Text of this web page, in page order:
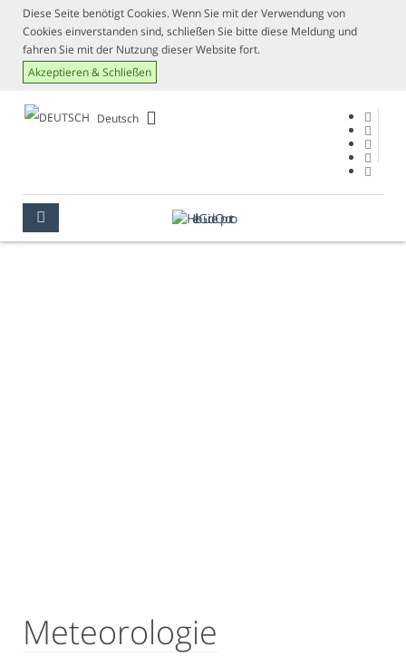
Diese Seite benötigt Cookies. Wenn Sie mit der Verwendung von
Cookies einverstanden sind, schließen Sie bitte diese Meldung und
fahren Sie mit der Nutzung dieser Website fort.
Akzeptieren & Schließen
Deutsch
Meteorologie